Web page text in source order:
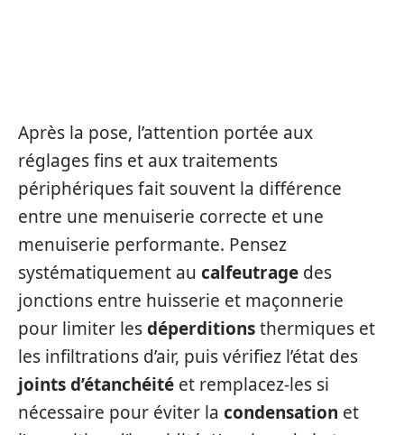
Après la pose, l’attention portée aux
réglages fins et aux traitements
périphériques fait souvent la différence
entre une menuiserie correcte et une
menuiserie performante. Pensez
systématiquement au calfeutrage des
jonctions entre huisserie et maçonnerie
pour limiter lesdéperditionsthermiques et
les infiltrations d’air, puis vérifiez l’état des
joints d’étanchéité et remplacez-les si
nécessaire pour éviter la condensation et